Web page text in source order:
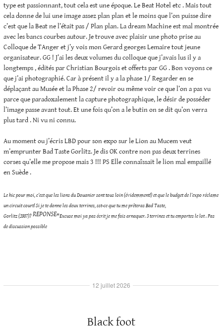
type est passionnant, tout cela est une époque. Le Beat Hotel etc . Mais tout
cela donne de lui une image assez plan plan et le moins que l’on puisse dire
c’est que la Beat ne l’était pas / Plan plan. La dream Machine est mal montrée
avec les bancs courbes autour. Je trouve avec plaisir une photo prise au
Colloque de TAnger et j’y vois mon Gerard georges Lemaire tout jeune
organisateur. GG ! J’ai les deux volumes du colloque que j’avais lus il y a
longtemps , édités par Christian Bourgois et offerts par GG . Bon voyons ce
que j’ai photographié. Car à présent il y a la phase 1/ Regarder en se
déplaçant au Musée et la Phase 2/ revoir ou même voir ce que l’on a pas vu
parce que paradoxalement la capture photographique, le désir de posséder
l’image passe avant tout. Et une fois qu’on a le butin on se dit qu’on verra
plus tard . Ni vu ni connu.
Au moment ou j’écris LBD pour son expo sur le Lion au Mucem veut
m’emprunter Bad Taste Gorlitz. Je dis OK contre non pas deux terrines
corses qu’elle me propose mais 3 !!! PS Elle connaîssait le lion mal empaillé
en Suède .
Le hic pour moi, c’est que les lions du Douanier sont tous loin (évidemment!) et que le budget de l’expo réclame
un circuit court! Si je te donne les deux terrines, sst-ce que tu me prêteras Bad Taste,
Gorlitz (2007)?REPONSE=Excuse moi ya pas écrit je me fais arnaquer. 3 terrines et tu emportes le lot . Pas
de discussion possible
Black foot
12 juillet 2026